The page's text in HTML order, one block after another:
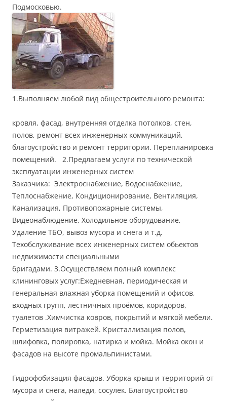
Подмосковью.
1.Выполняем любой вид общестроительного ремонта:
кровля, фасад, внутренняя отделка потолков, стен,
полов, ремонт всех инженерных коммуникаций,
благоустройство и ремонт территории. Перепланировка
помещений. 2.Предлагаем услуги по технической
эксплуатации инженерных систем
Заказчика: Электроснабжение, Водоснабжение,
Теплоснабжение, Кондиционирование, Вентиляция,
Канализация, Противопожарные системы,
Видеонаблюдение, Холодильное оборудование,
Удаление ТБО, вывоз мусора и снега и т.д.
Техобслуживание всех инженерных систем обьектов
недвижимости специальными
бригадами. 3.Осуществляем полный комплекс
клининговых услуг:Ежедневная, периодическая и
генеральная влажная уборка помещений и офисов,
входных групп, лестничных проёмов, коридоров,
туалетов .Химчистка ковров, покрытий и мягкой мебели.
Герметизация витражей. Кристаллизация полов,
шлифовка, полировка, натирка и мойка. Мойка окон и
фасадов на высоте промальпинистами.
Гидрофобизация фасадов. Уборка крыш и территорий от
мусора и снега, наледи, сосулек. Благоустройство